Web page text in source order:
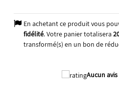
En achetant ce produit vous
fidélité. Votre panier totalisera
transformé(s) en un bon de
Aucun
2025